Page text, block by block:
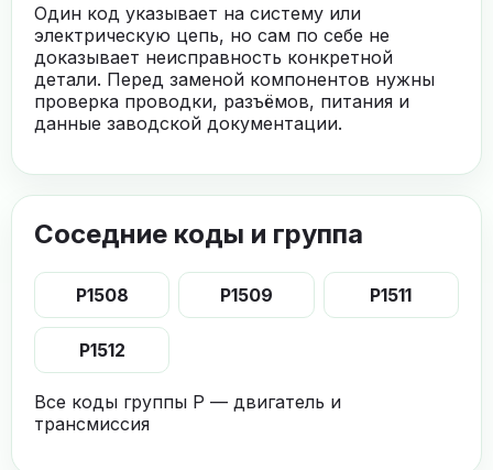
Один код указывает на систему или
электрическую цепь, но сам по себе не
доказывает неисправность конкретной
детали. Перед заменой компонентов нужны
проверка проводки, разъёмов, питания и
данные заводской документации.
Соседние коды и группа
P1508 P1509 P1511
P1512
Все коды группы P — двигатель и
трансмиссия